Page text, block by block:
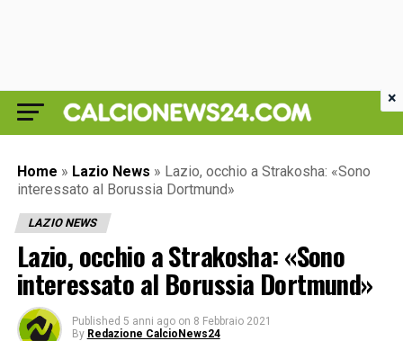
Home » Lazio News » Lazio, occhio a Strakosha: «Sono
interessato al Borussia Dortmund»
LAZIO NEWS
Lazio, occhio a Strakosha: «Sono
interessato al Borussia Dortmund»
Published 5 anni ago on 8 Febbraio 2021
By Redazione CalcioNews24
×